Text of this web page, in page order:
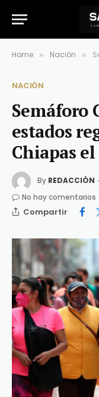
Home » Nación »
NACIÓN
Semáforo
estados
Chiapas
By REDACCIÓN
No hay comentarios
Compartir